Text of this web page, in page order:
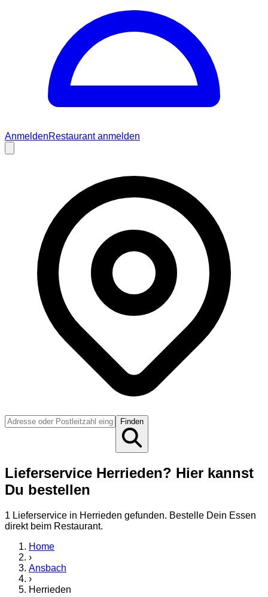
AnmeldenRestaurant anmelden
Finden
Lieferservice Herrieden? Hier kannst
Du bestellen
1 Lieferservice in Herrieden gefunden. Bestelle Dein Essen
direkt beim Restaurant.
Home
›
Ansbach
›
Herrieden